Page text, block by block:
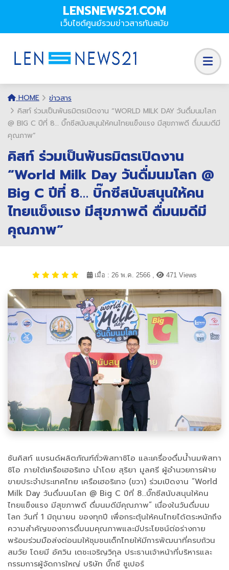
LENSNEWS21.COM
เว็บไซต์ศูนย์รวมข่าวสารทันสมัย
HOME
ข่าวสาร
คิสท์ ร่วมเป็นพันธมิตรเปิดงาน “WORLD MILK DAY วันดื่มนมโลก
@ BIG C ปีที่ 8… บิ๊กซีสนับสนุนให้คนไทยแข็งแรง มีสุขภาพดี ดื่มนมดีมี
คุณภาพ”
คิสท์ ร่วมเป็นพันธมิตรเปิดงาน
“World Milk Day วันดื่มนมโลก @
Big C ปีที่ 8… บิ๊กซีสนับสนุนให้คน
ไทยแข็งแรง มีสุขภาพดี ดื่มนมดีมี
คุณภาพ”
เมื่อ : 26 พ.ค. 2566 , 471 Views
ซันคิสท์ แบรนด์ผลิตภัณฑ์ถั่วพิสทาชิโอ และเครื่องดื่มน้ำนมพิสทา
ชิโอ ภายใต้เครือเฮอริเทจ นำโดย สุริยา มูลศรี ผู้อำนวยการฝ่าย
ขายประจำประเทศไทย เครือเฮอริเทจ (ขวา) ร่วมเปิดงาน “World
Milk Day วันดื่มนมโลก @ Big C ปีที่ 8…บิ๊กซีสนับสนุนให้คน
ไทยแข็งแรง มีสุขภาพดี ดื่มนมดีมีคุณภาพ” เนื่องในวันดื่มนม
โลก วันที่ 1 มิถุนายน ของทุกปี เพื่อกระตุ้นให้คนไทยได้ตระหนักถึง
ความสำคัญของการดื่มนมคุณภาพและมีประโยชน์ต่อร่างกาย
พร้อมร่วมมือส่งต่อนมให้ชุมชนเด็กไทยให้มีการพัฒนาที่ครบถ้วน
สมวัย โดยมี อัศวิน เตชะเจริญวิกุล ประธานเจ้าหน้าที่บริหารและ
กรรมการผู้จัดการใหญ่ บริษัท บิ๊กซี ซูเปอร์